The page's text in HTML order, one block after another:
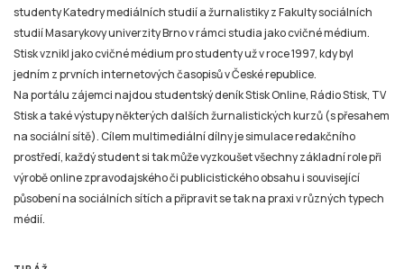
studenty Katedry mediálních studií a žurnalistiky z Fakulty sociálních
studií Masarykovy univerzity Brno v rámci studia jako cvičné médium.
Stisk vznikl jako cvičné médium pro studenty už v roce 1997, kdy byl
jedním z prvních internetových časopisů v České republice.
Na portálu zájemci najdou studentský deník Stisk Online, Rádio Stisk, TV
Stisk a také výstupy některých dalších žurnalistických kurzů (s přesahem
na sociální sítě). Cílem multimediální dílny je simulace redakčního
prostředí, každý student si tak může vyzkoušet všechny základní role při
výrobě online zpravodajského či publicistického obsahu i související
působení na sociálních sítích a připravit se tak na praxi v různých typech
médií.